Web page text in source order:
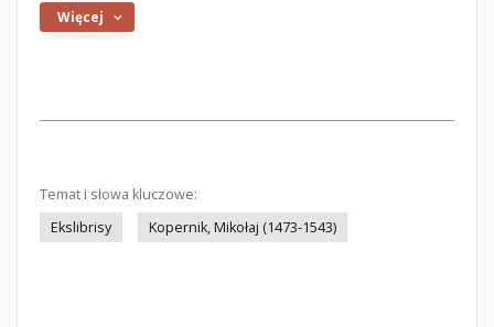
Więcej
Temat i słowa kluczowe:
Ekslibrisy
Kopernik, Mikołaj (1473-1543)